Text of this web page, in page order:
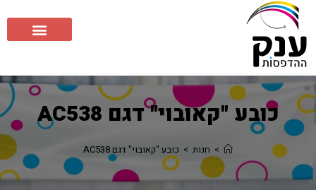
כובע "קאובוי" דגם AC538
> חנות > כובע "קאובוי" דגם AC538